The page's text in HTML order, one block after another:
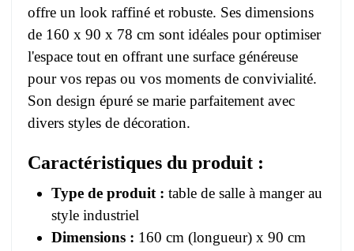
offre un look raffiné et robuste. Ses dimensions
de 160 x 90 x 78 cm sont idéales pour optimiser
l'espace tout en offrant une surface généreuse
pour vos repas ou vos moments de convivialité.
Son design épuré se marie parfaitement avec
divers styles de décoration.
Caractéristiques du produit :
Type de produit : table de salle à manger au
style industriel
Dimensions : 160 cm (longueur) x 90 cm